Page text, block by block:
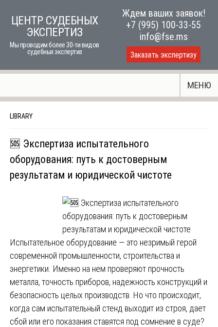
ЦЕНТР СУДЕБНЫХ
ЭКСПЕРТИЗ
Мы проводим более 30-ти видов
судебных экспертиз
Ждем ваших заявок!
+7 (995) 100-33-55
info@fse.ms
Заказать экспертизу
МЕНЮ
LIBRARY
🆘 Экспертиза испытательного
оборудования: путь к достоверным
результатам и юридической чистоте
Испытательное оборудование — это незримый герой
современной промышленности, строительства и
энергетики. Именно на нем проверяют прочность
металла, точность приборов, надежность конструкций и
безопасность целых производств. Но что происходит,
когда сам испытательный стенд выходит из строя, дает
сбой или его показания ставятся под сомнение в суде?